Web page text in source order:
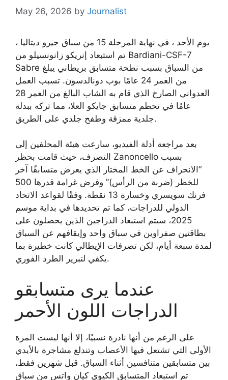
May 26, 2026 by Journalist
يوم الأحد ، في نهاية المرحلة 15 من سباق جيرو ديتاليا ،
تم استبعاد إنريكو زانونسيلو من Bardiani-CSF-7
Sabre من السباق بسبب نطحة متسابق بريطاني يبلغ
من العمر 24 عامًا بوب دونالدسون. تسبب العمل
العدواني الصارخ الذي قام به الشاب البالغ من العمر 28
عامًا في تحطم متسابق جايكو العلا، مما تركه ببدلة
جلدية ممزقة وطفح جلدي على الطريق.
بعد مراجعة أدلة الفيديو، سارعت هيئة المحلفين إلى
التصرف، حيث قامت بحظر Zanoncello بسبب
“الانحراف عن الخط المختار الذي يعرض متسابقًا آخر
للخطر (ضربة من الرأس)” وفرض غرامة قدرها 500
فرنك سويسري وخسارة 13 نقطة. وفقًا لقواعد الاتحاد
الدولي للدراجات، كما تم تحديدها في بداية موسم
2025، سيتم استبعاد الدراجين الذين يحصلون على
بطاقتين صفراوين في سباق واحد وإيقافهم عن السباق
لمدة سبعة أيام، لكن تصرفات الإيطالي كانت خطيرة بما
يكفي لتبرير الطرد الفوري.
عندما يرى متسابقو
الدراجات اللون الأحمر
على الرغم من أنها نادرة نسبيًا، إلا أنها ليست المرة
الأولى التي تشتعل فيها الأعصاب وتندلع مشاجرة بالأيدي
بين متسابقين متنافسين أثناء السباق. قبل شهرين فقط،
تم استبعاد المتسابق الكيوي كيان واتس من سباق